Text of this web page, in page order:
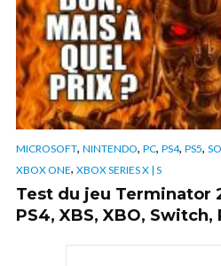
MICROSOFT, NINTENDO, PC, PS4, PS5,
XBOX ONE, XBOX SERIES X | S
Test du jeu Terminator
PS4, XBS, XBO, Switch,